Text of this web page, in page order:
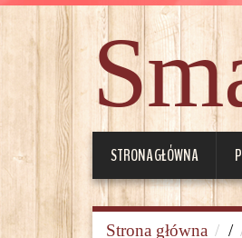
STRONA GŁÓWNA
Strona główna /